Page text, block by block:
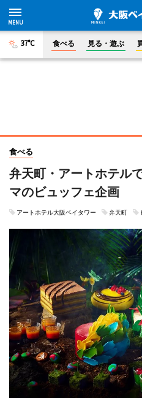
37°C 食べる 見る・遊ぶ
食べる
弁天町・アートホテル
マのビュッフェ企画
アートホテル大阪ベイタワー 弁天町